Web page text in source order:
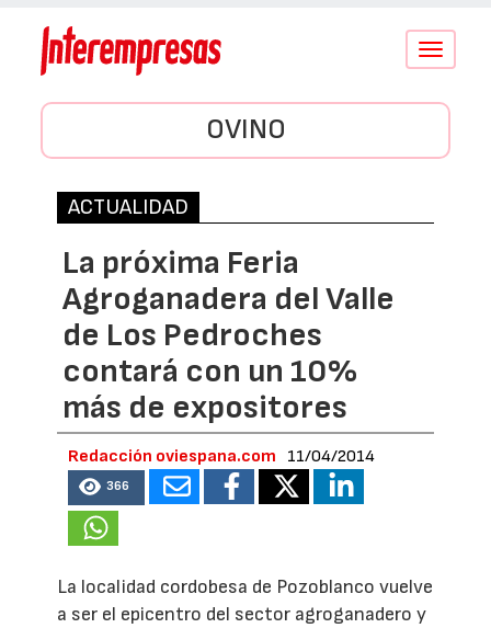
Conmutar
OVINO
ACTUALIDAD
La próxima Feria
Agroganadera del Valle
de Los Pedroches
contará con un 10%
más de expositores
Redacción oviespana.com 11/04/2014
366
La localidad cordobesa de Pozoblanco vuelve
a ser el epicentro del sector agroganadero y